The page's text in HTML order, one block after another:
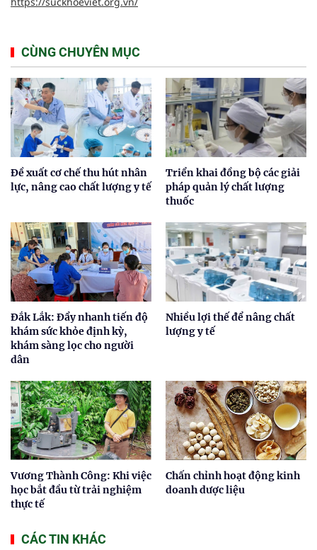
CÙNG CHUYÊN MỤC
Đề xuất cơ chế thu hút nhân
lực, nâng cao chất lượng y tế
Triển khai đồng bộ các giải
pháp quản lý chất lượng
thuốc
Đắk Lắk: Đẩy nhanh tiến độ
khám sức khỏe định kỳ,
khám sàng lọc cho người
dân
Nhiều lợi thế để nâng chất
lượng y tế
Vương Thành Công: Khi việc
học bắt đầu từ trải nghiệm
thực tế
Chấn chỉnh hoạt động kinh
doanh dược liệu
CÁC TIN KHÁC